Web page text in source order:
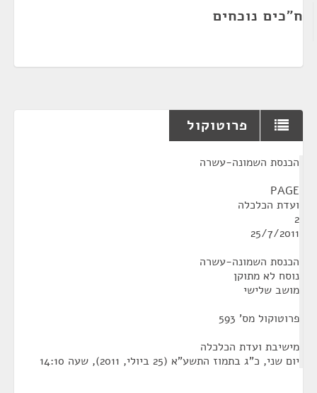
ח"כים נוכחים
פרוטוקול
הכנסת השמונה-עשרה
PAGE
ועדת הכלכלה
2
25/7/2011
הכנסת השמונה-עשרה
נוסח לא מתוקן
מושב שלישי
פרוטוקול מס' 593
מישיבת ועדת הכלכלה
‏יום שני, כ"ג בתמוז התשע"א (‏25 ביולי, 2011), שעה 14:10